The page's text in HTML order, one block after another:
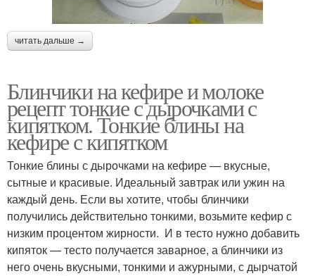
читать дальше →
Блинчики на кефире и молоке
рецепт тонкие с дырочками с
кипятком. Тонкие блины на
кефире с кипятком
Тонкие блины с дырочками на кефире — вкусные,
сытные и красивые. Идеальный завтрак или ужин на
каждый день. Если вы хотите, чтобы блинчики
получились действительно тонкими, возьмите кефир с
низким процентом жирности. И в тесто нужно добавить
кипяток — тесто получается заварное, а блинчики из
него очень вкусными, тонкими и ажурными, с дырчатой